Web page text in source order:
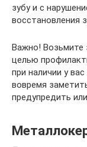
зубу и с
восстановления
Важно! Возьмите
целью
при наличии у
вовремя
предупредить